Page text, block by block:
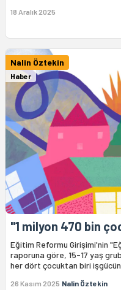
18 Aralık 2025
Nalin Öztekin
Haber
"1 milyon 470 bin
Eğitim Reformu Girişimi'nin
raporuna göre, 15-17 yaş
her dört çocuktan biri
26 Kasım 2025 Nalin Öztekin